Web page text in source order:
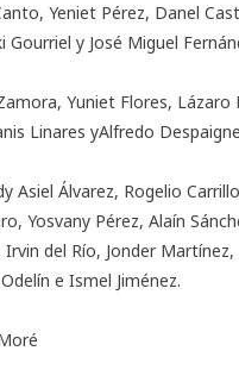
Yeniet Pérez, Danel
Gourriel y José Miguel
Yuniet Flores, Lázaro
Linares yAlfredo
Asiel Álvarez, Rogelio
Yosvany Pérez, Alaín
del Río, Jonder
e Ismel Jiménez.